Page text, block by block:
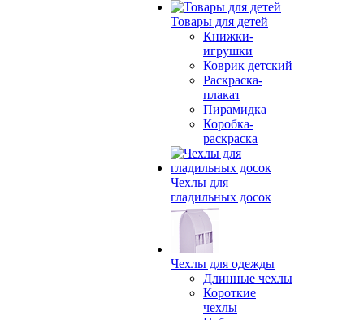
Товары для детей
Книжки-
игрушки
Коврик детский
Раскраска-
плакат
Пирамидка
Коробка-
раскраска
Чехлы для
гладильных досок
Чехлы для одежды
Длинные чехлы
Короткие
чехлы